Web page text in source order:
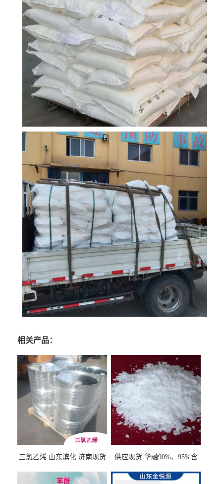
相关产品：
三氯乙烯 山东滨化 济南现货
供应现货 华融90%、95%含